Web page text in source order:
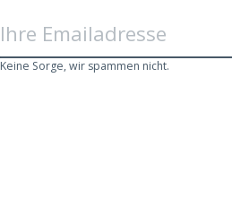
Keine Sorge, wir spammen nicht.